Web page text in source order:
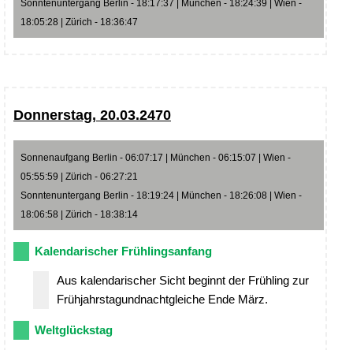
Sonntenuntergang Berlin - 18:17:37 | München - 18:24:39 | Wien -
18:05:28 | Zürich - 18:36:47
Donnerstag, 20.03.2470
Sonnenaufgang Berlin - 06:07:17 | München - 06:15:07 | Wien -
05:55:59 | Zürich - 06:27:21
Sonntenuntergang Berlin - 18:19:24 | München - 18:26:08 | Wien -
18:06:58 | Zürich - 18:38:14
Kalendarischer Frühlingsanfang
Aus kalendarischer Sicht beginnt der Frühling zur
Frühjahrstagundnachtgleiche Ende März.
Weltglückstag